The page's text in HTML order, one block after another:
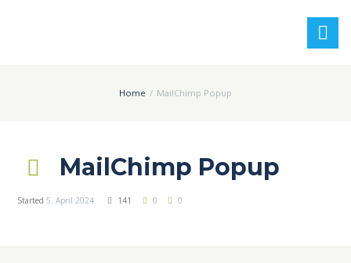
Home MailChimp Popup
MailChimp Popup
Started5. April 2024 141 0 0